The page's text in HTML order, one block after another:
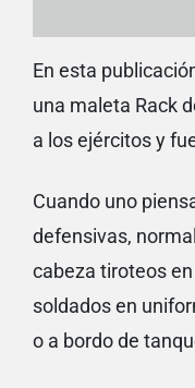
En esta
una maleta Rack
a los ejércitos y
Cuando uno
defensivas,
cabeza tiroteos
soldados en
o a bordo de